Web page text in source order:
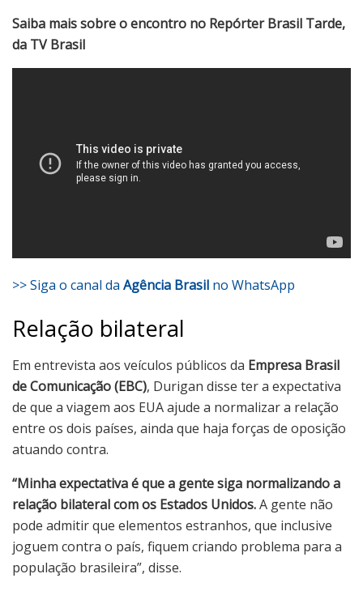
Saiba mais sobre o encontro no Repórter Brasil Tarde,
da TV Brasil
>> Siga o canal da Agência Brasil no WhatsApp
Relação bilateral
Em entrevista aos veículos públicos da Empresa Brasil
de Comunicação (EBC), Durigan disse ter a expectativa
de que a viagem aos EUA ajude a normalizar a relação
entre os dois países, ainda que haja forças de oposição
atuando contra.
“Minha expectativa é que a gente siga normalizando a
relação bilateral com os Estados Unidos.A gente não
pode admitir que elementos estranhos, que inclusive
joguem contra o país, fiquem criando problema para a
população brasileira”, disse.